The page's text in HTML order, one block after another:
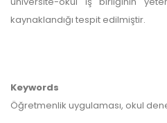
kaynaklandığı tespit edilmiştir.
Keywords
Öğretmenlik uygulaması, okul